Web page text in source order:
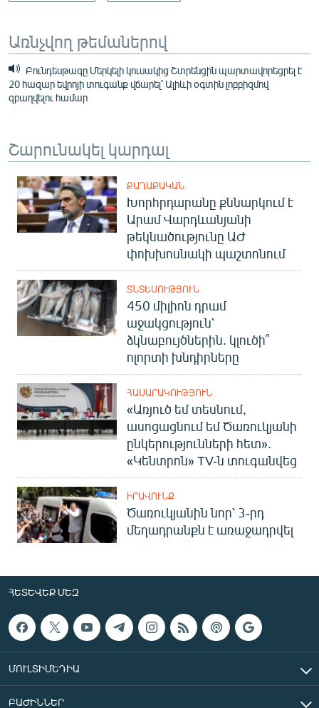
Առնչվող թեմաներով
Բունդեսթագը Մերկելի կուսակից Շտրենցին պարտավորեցրել է
20 հազար եվրոյի տուգանք վճարել՝ Ալիևի օգտին լոբբիզմով
զբաղվելու համար
Շարունակել կարդալ
ՔԱՂԱՔԱԿԱՆ
Խորհրդարանը քննարկում է
Արամ Վարդևանյանի
թեկնածությունը ԱԺ
փոխխոսնակի պաշտոնում
ՏՆՏԵՍՈՒԹՅՈՒՆ
450 միլիոն դրամ
աջակցություն՝
ձկնաբույծներին. կլուծի՞
ոլորտի խնդիրները
ՀԱՍԱՐԱԿՈՒԹՅՈՒՆ
«Առյուծ եմ տեսնում,
ասոցացնում եմ Ծառուկյանի
ընկերությունների հետ».
«Կենտրոն» TV-ն տուգանվեց
ԻՐԱՎՈՒՆՔ
Ծառուկյանին նոր՝ 3-րդ
մեղադրանքն է առաջադրվել
ՀԵՏԵՎԵՔ ՄԵԶ
ՄՈՒԼՏԻՄԵԴԻԱ
ԲԱԺԻՆՆԵՐ